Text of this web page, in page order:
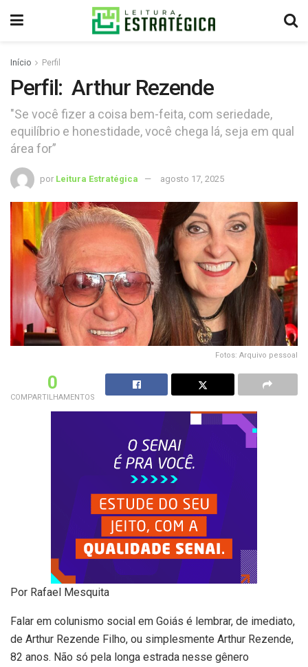
Início Perfil
Perfil: Arthur Rezende
"Se você fizer a coisa bem-feita, com seriedade,
equilíbrio e honestidade, você chega lá, seja em qual
área for”
por Leitura Estratégica agosto 17, 2025
Fotos: Arquivo pessoal
0
COMPARTILHAMENTOS
Por Rafael Mesquita
Falar em colunismo social em Goiás é lembrar, de imediato,
de Arthur Rezende Filho, ou simplesmente Arthur Rezende,
82 anos. Não só pela longa estrada nesse gênero